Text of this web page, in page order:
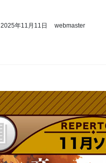
2025年11月11日 webmaster